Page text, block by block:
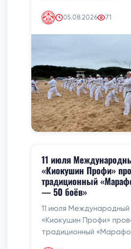
05.08.2026 71
11 июля
«Киокушин Профи»
традиционный
— 50 боёв»
11 июля
«Киокушин Профи»
традиционный